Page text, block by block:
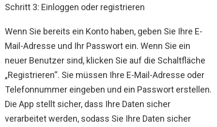
Schritt 3: Einloggen oder registrieren
Wenn Sie bereits ein Konto haben, geben Sie Ihre E-
Mail-Adresse und Ihr Passwort ein. Wenn Sie ein
neuer Benutzer sind, klicken Sie auf die Schaltfläche
„Registrieren“. Sie müssen Ihre E-Mail-Adresse oder
Telefonnummer eingeben und ein Passwort erstellen.
Die App stellt sicher, dass Ihre Daten sicher
verarbeitet werden, sodass Sie Ihre Daten sicher